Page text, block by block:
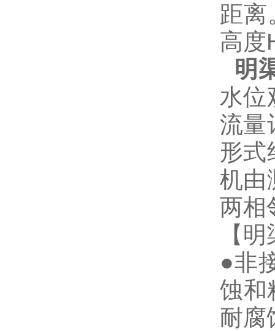
距离
高度
明
水位
流量
形式
机由
两相
【
●非
蚀和
耐腐